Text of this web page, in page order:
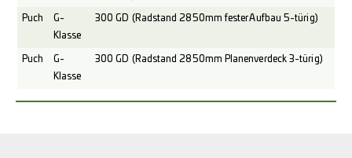
Puch
G-
Klasse
300 GD (Radstand 2850mm fester Aufbau 5-türig)
Puch
G-
Klasse
300 GD (Radstand 2850mm Planenverdeck 3-türig)